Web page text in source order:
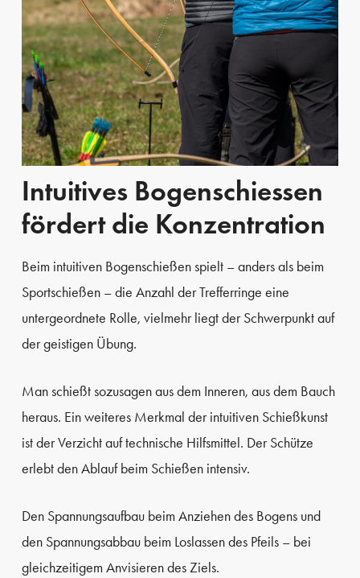
Intuitives Bogenschiessen
fördert die Konzentration
Beim intuitiven Bogenschießen spielt – anders als beim
Sportschießen – die Anzahl der Trefferringe eine
untergeordnete Rolle, vielmehr liegt der Schwerpunkt auf
der geistigen Übung.
Man schießt sozusagen aus dem Inneren, aus dem Bauch
heraus. Ein weiteres Merkmal der intuitiven Schießkunst
ist der Verzicht auf technische Hilfsmittel. Der Schütze
erlebt den Ablauf beim Schießen intensiv.
Den Spannungsaufbau beim Anziehen des Bogens und
den Spannungsabbau beim Loslassen des Pfeils – bei
gleichzeitigem Anvisieren des Ziels.